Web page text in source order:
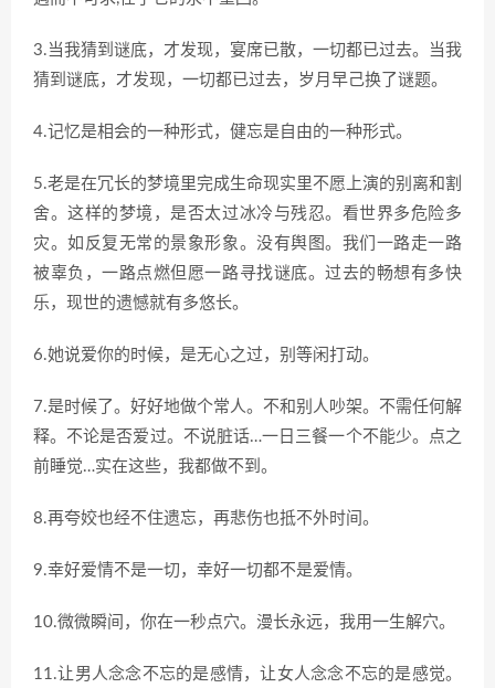
3.当我猜到谜底，才发现，宴席已散，一切都已过去。当我
猜到谜底，才发现，一切都已过去，岁月早己换了谜题。
4.记忆是相会的一种形式，健忘是自由的一种形式。
5.老是在冗长的梦境里完成生命现实里不愿上演的别离和割
舍。这样的梦境，是否太过冰冷与残忍。看世界多危险多
灾。如反复无常的景象形象。没有舆图。我们一路走一路
被辜负，一路点燃但愿一路寻找谜底。过去的畅想有多快
乐，现世的遗憾就有多悠长。
6.她说爱你的时候，是无心之过，别等闲打动。
7.是时候了。好好地做个常人。不和别人吵架。不需任何解
释。不论是否爱过。不说脏话…一日三餐一个不能少。点之
前睡觉…实在这些，我都做不到。
8.再夸姣也经不住遗忘，再悲伤也抵不外时间。
9.幸好爱情不是一切，幸好一切都不是爱情。
10.微微瞬间，你在一秒点穴。漫长永远，我用一生解穴。
11.让男人念念不忘的是感情，让女人念念不忘的是感觉。